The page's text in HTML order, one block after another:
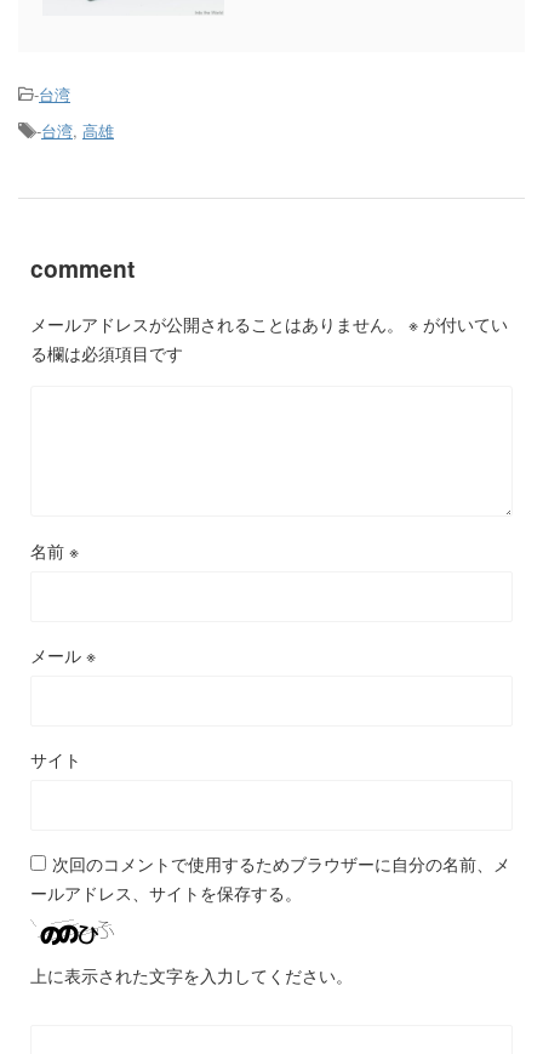
-台湾
-台湾, 高雄
comment
メールアドレスが公開されることはありません。 ※ が付いてい
る欄は必須項目です
名前 ※
メール ※
サイト
次回のコメントで使用するためブラウザーに自分の名前、メ
ールアドレス、サイトを保存する。
上に表示された文字を入力してください。